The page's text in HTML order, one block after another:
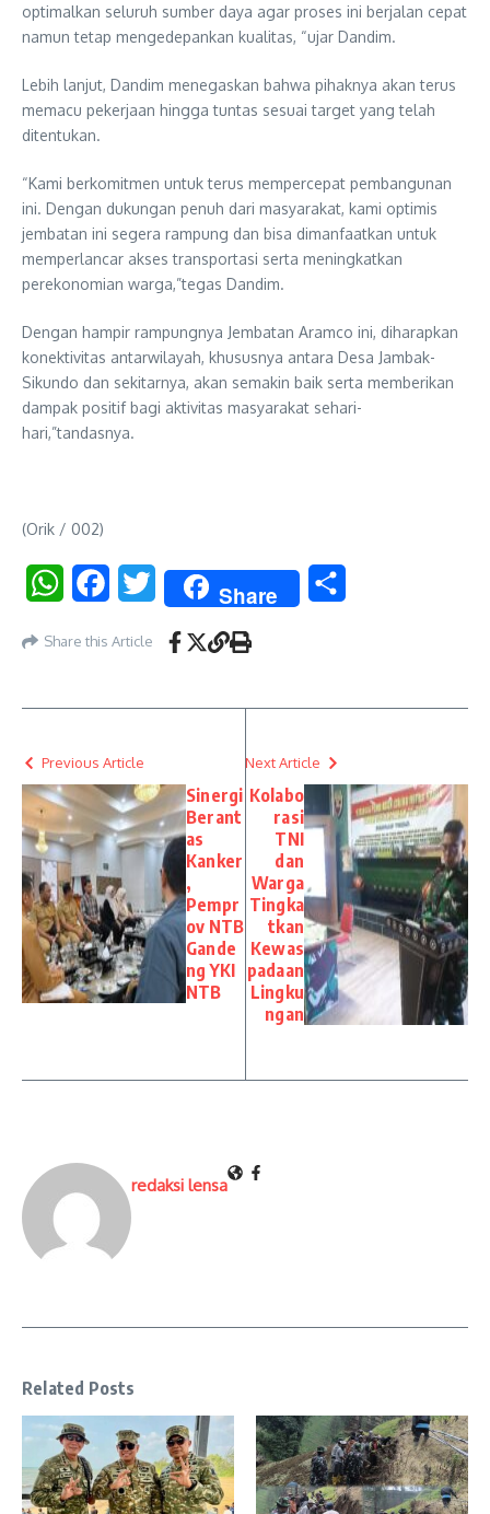
optimalkan seluruh sumber daya agar proses ini berjalan cepat
namun tetap mengedepankan kualitas, “ujar Dandim.
Lebih lanjut, Dandim menegaskan bahwa pihaknya akan terus
memacu pekerjaan hingga tuntas sesuai target yang telah
ditentukan.
“Kami berkomitmen untuk terus mempercepat pembangunan
ini. Dengan dukungan penuh dari masyarakat, kami optimis
jembatan ini segera rampung dan bisa dimanfaatkan untuk
memperlancar akses transportasi serta meningkatkan
perekonomian warga,”tegas Dandim.
Dengan hampir rampungnya Jembatan Aramco ini, diharapkan
konektivitas antarwilayah, khususnya antara Desa Jambak-
Sikundo dan sekitarnya, akan semakin baik serta memberikan
dampak positif bagi aktivitas masyarakat sehari-
hari,”tandasnya.
(Orik / 002)
WhatsAppFacebookTwitter Share
Share this Article
Previous Article
Sinergi
Berant
as
Kanker
,
Pempr
ov NTB
Gande
ng YKI
NTB
Next Article
Kolabo
rasi
TNI
dan
Warga
Tingka
tkan
Kewas
padaan
Lingku
ngan
redaksi lensa
Related Posts